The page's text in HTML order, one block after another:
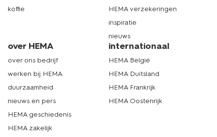
koffie
HEMA verzekeringen
inspiratie
nieuws
over HEMA
over ons bedrijf
werken bij HEMA
duurzaamheid
nieuws en pers
HEMA geschiedenis
HEMA zakelijk
internationaal
HEMA België
HEMA Duitsland
HEMA Frankrijk
HEMA Oostenrijk